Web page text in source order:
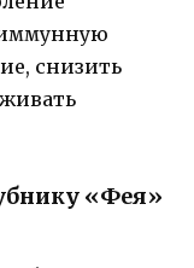
снизить
«Фея»